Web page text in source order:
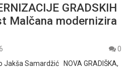
GRADSKIH
Malčana modernizira
0
Jakša Samardžić NOVA GRADIŠKA,